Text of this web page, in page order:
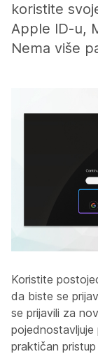
koristite
Apple ID-u,
Nema više
Koristite
da biste se
se prijavili za
praktičan pristup